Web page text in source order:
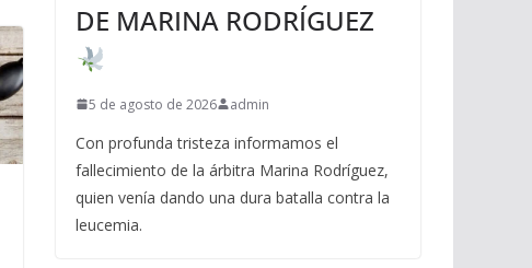
DE MARINA RODRÍGUEZ
5 de agosto de 2026 admin
Con profunda tristeza informamos el
fallecimiento de la árbitra Marina Rodríguez,
quien venía dando una dura batalla contra la
leucemia.